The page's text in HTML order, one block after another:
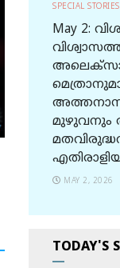
SPECIAL STORIES
May 2:
മുഴുവനും
MAY 2, 2026
TODAY'S